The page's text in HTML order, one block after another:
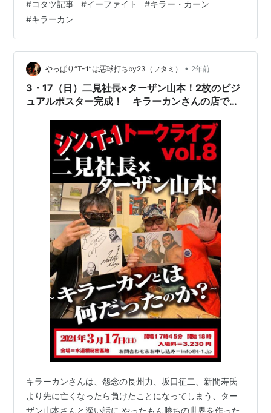
「女子プロレスオールスター戦 T-1グランプリ」後楽園ホ
ール大会の西尾美香参戦を発表した。 いよいよ2024年最
初のT-1主催イベント、3月1…
#コタツ記事 #イーファイト #キラー・カーン
#キラーカン
やっぱり“T-1”は悪球打ちby23（フタミ） • 2年前
3・17（日）二見社長×ターザン山本！2枚のビジ
ュアルポスター完成！ キラーカンさんの店で知
いた 低レベルなコタツ記事に過剰反応
キラーカンさんは、怨念の長州力、坂口征二、新間寿氏
より先に亡くなったら負けたことになってしまう、ター
ザン山本さんと深い話に やったもん勝ちの世界を作った